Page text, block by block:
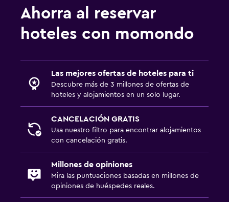
Ahorra al reservar
hoteles con momondo
Las mejores ofertas de hoteles para ti
Descubre más de 3 millones de ofertas de
hoteles y alojamientos en un solo lugar.
CANCELACIÓN GRATIS
Usa nuestro filtro para encontrar alojamientos
con cancelación gratis.
Millones de opiniones
Mira las puntuaciones basadas en millones de
opiniones de huéspedes reales.